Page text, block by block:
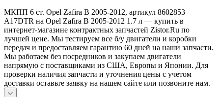
МКПП 6 ст. Opel Zafira B 2005-2012, артикул 8602853
A17DTR на Opel Zafira B 2005-2012 1.7 л — купить в
интернет-магазине контрактных запчастей Zistor.Ru по
лучшей цене. Мы тестируем все б/у двигатели и коробки
передач и предоставляем гарантию 60 дней на наши запчасти.
Мы работаем без посредников и закупаем двигатели
напрямую с поставщиками из США, Европы и Японии. Для
проверки наличия запчасти и уточнения цены с учетом
доставки оставьте заявку на нашем сайте или позвоните нам.